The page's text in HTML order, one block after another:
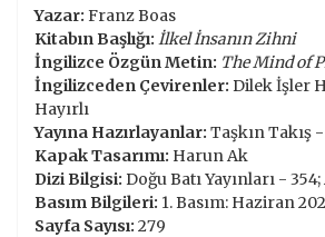
Yazar: Franz Boas
Kitabın Başlığı: İlkel İnsanın Zihni
İngilizce Özgün Metin: The Mind of
İngilizceden Çevirenler: Dilek İşler
Hayırlı
Yayına Hazırlayanlar: Taşkın Takış
Kapak Tasarımı: Harun Ak
Dizi Bilgisi: Doğu Batı Yayınları -
Basım Bilgileri: 1. Basım: Haziran
Sayfa Sayısı: 279